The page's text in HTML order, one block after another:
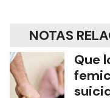
NOTAS
Que